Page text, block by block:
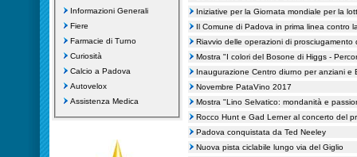
Informazioni Generali
Fiere
Farmacie di Turno
Curiosità
Calcio a Padova
Autovelox
Assistenza Medica
Iniziative per la Giornata mondiale per la
Il Comune di Padova in prima linea contro
Riavvio delle operazioni di
Mostra "I colori del Bosone di Higgs -
Inaugurazione Centro diurno per anziani e
Novembre PataVino 2017
Mostra "Lino Selvatico: mondanità e
Rocco Hunt e Gad Lerner al concerto del
Padova conquistata da Ted Neeley
Nuova pista ciclabile lungo via del Giglio